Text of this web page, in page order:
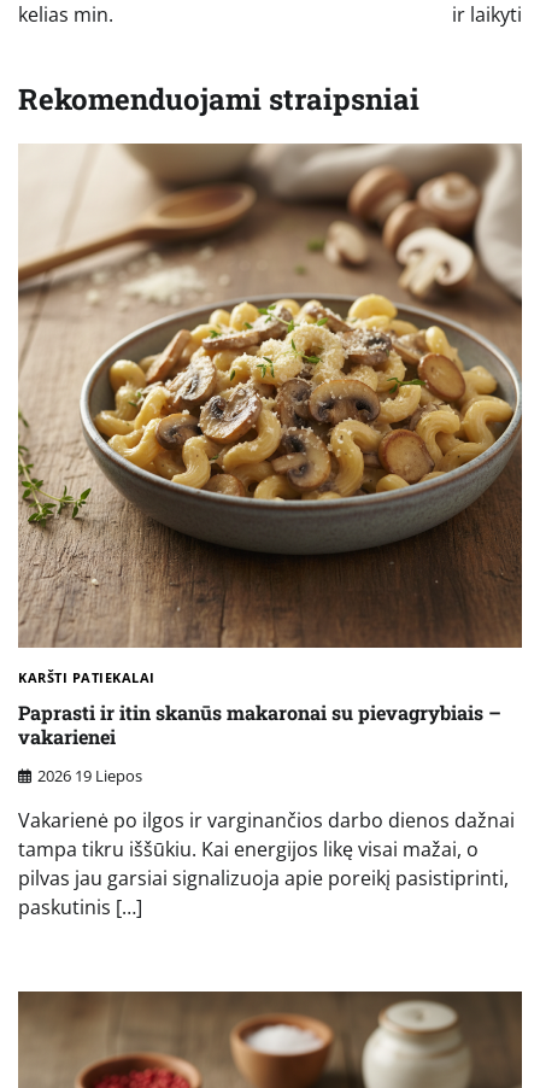
kelias min. ir laikyti
Rekomenduojami straipsniai
KARŠTI PATIEKALAI
Paprasti ir itin skanūs makaronai su pievagrybiais –
vakarienei
2026 19 Liepos
Vakarienė po ilgos ir varginančios darbo dienos dažnai
tampa tikru iššūkiu. Kai energijos likę visai mažai, o
pilvas jau garsiai signalizuoja apie poreikį pasistiprinti,
paskutinis […]